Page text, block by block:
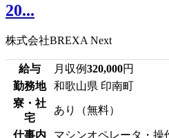
20...
株式会社BREXA Next
給与 月収例320,000円
勤務地
和歌山県 印南町
寮・社
宅
あり（無料）
仕事内 マシンオペレータ・操